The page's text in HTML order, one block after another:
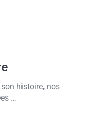
histoire, nos
…